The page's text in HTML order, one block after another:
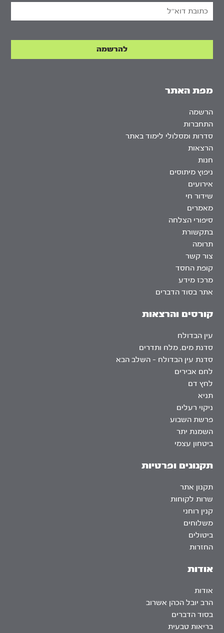
אודות
אודות
הרב יובל הכהן אשרוב
בסוד הדברים
בריאות טבעית
מפת האתר
הרשמה
התחברות
סדרות ומסלולי לימוד באתר
הרצאות
חנות
ניפוץ מיתוסים
אירועים
שידור חי
מאמרים
סיפורי הצלחה
בתקשורת
תרומה
צור קשר
קופת החסד
מרכז מידע
אתר בסוד הדברים
קורסים והרצאות
עין הבדולח
סדנת מים, מלח ותדרים
סדנת עין הבדולח – השלב הבא
לחם אבירים
לחץ דם
תניא
ניקוי רעלים
פרשת השבוע
השמנת יתר
ביטחון עצמי
תקנונים ופרטיות
תקנון אתר
שרות לקוחות
קנין רוחני
משלוחים
ביטולים
החזרות